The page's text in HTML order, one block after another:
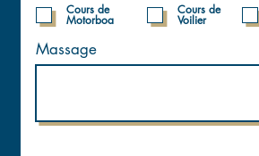
Cours de
Motorboa
Cours de
Voilier
Massage